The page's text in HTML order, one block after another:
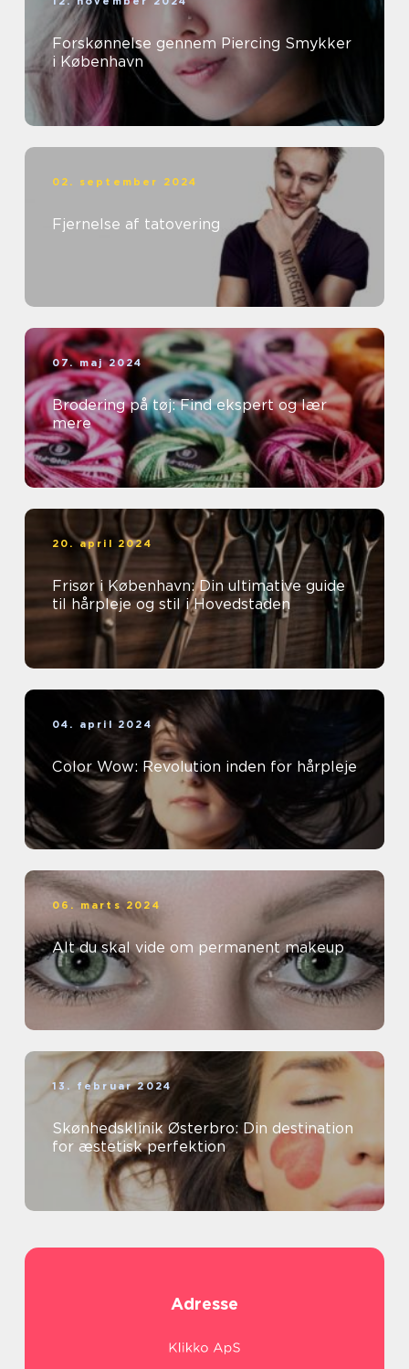
Forskønnelse gennem Piercing Smykker
i København
02. september 2024
Fjernelse af tatovering
07. maj 2024
Brodering på tøj: Find ekspert og lær
mere
20. april 2024
Frisør i København: Din ultimative guide
til hårpleje og stil i Hovedstaden
04. april 2024
Color Wow: Revolution inden for hårpleje
06. marts 2024
Alt du skal vide om permanent makeup
13. februar 2024
Skønhedsklinik Østerbro: Din destination
for æstetisk perfektion
Adresse